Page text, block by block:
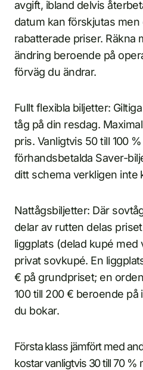
avgift, ibland delvis
datum kan förskjutas men
rabatterade priser. Räkna
ändring beroende på
förväg du ändrar.
Fullt flexibla biljetter:
tåg på din resdag.
pris. Vanligtvis 50 till 100
förhandsbetalda Saver-
ditt schema verkligen inte
Nattågsbiljetter: Där
delar av rutten delas
liggplats (delad kupé med
privat sovkupé. En
€ på grundpriset; en
100 till 200 € beroende
du bokar.
Första klass jämfört med
kostar vanligtvis 30 till 70 %